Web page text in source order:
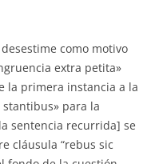
como motivo
extra petita»
la primera instancia a la
para la
sentencia recurrida] se
cláusula “rebus sic